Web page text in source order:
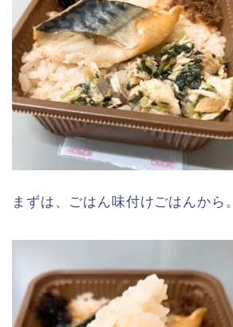
まずは、ごはん味付けごはんから。